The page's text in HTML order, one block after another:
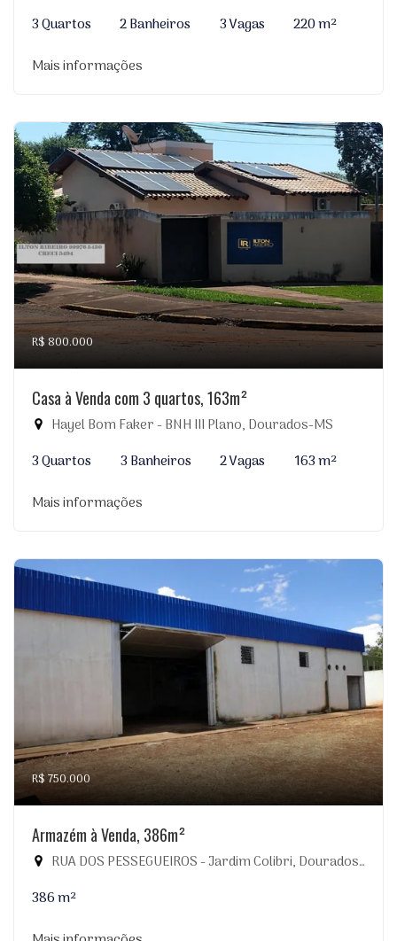
3 Quartos
2 Banheiros 3 Vagas
220 m²
Mais informações
R$ 800.000
Casa à Venda com 3 quartos, 163m²
Hayel Bom Faker - BNH III Plano, Dourados-MS
3 Quartos
3 Banheiros 2 Vagas
163 m²
Mais informações
R$ 750.000
Armazém à Venda, 386m²
RUA DOS PESSEGUEIROS - Jardim Colibri, Dourados-MS
386 m²